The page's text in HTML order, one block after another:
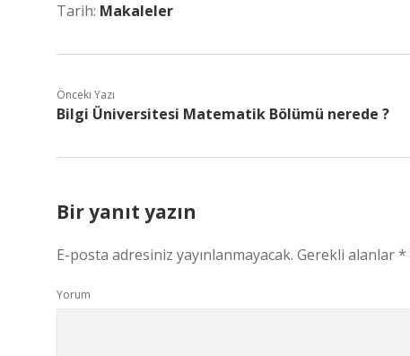
Tarih: Makaleler
Önceki Yazı
Bilgi Üniversitesi Matematik Bölümü nerede ?
Bir yanıt yazın
E-posta adresiniz yayınlanmayacak. Gerekli alanlar*
Yorum